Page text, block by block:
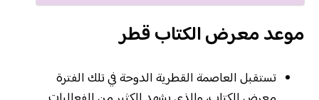
موعد معرض الكتاب قطر
تستقبل العاصمة القطرية الدوحة في تلك الفترة